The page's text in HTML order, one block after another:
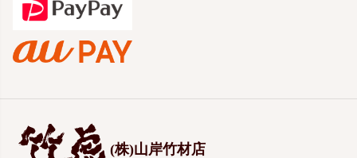
(株)山岸竹材店